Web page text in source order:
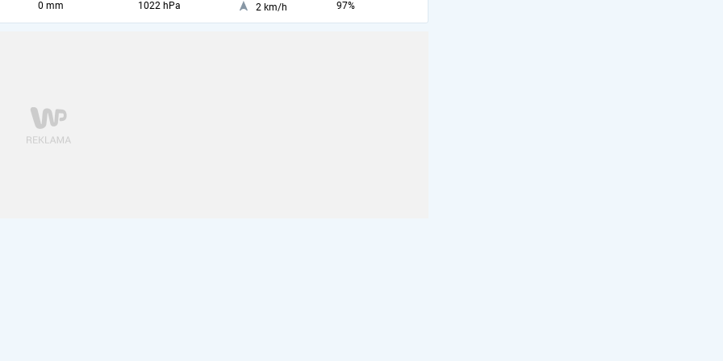
0 mm
1022 hPa
2 km/h
97%